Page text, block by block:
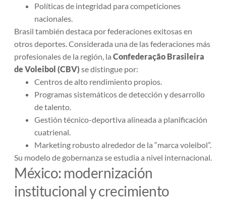
Políticas de integridad para competiciones
nacionales.
Brasil también destaca por federaciones exitosas en
otros deportes. Considerada una de las federaciones más
profesionales de la región, la Confederação Brasileira
de Voleibol (CBV) se distingue por:
Centros de alto rendimiento propios.
Programas sistemáticos de detección y desarrollo
de talento.
Gestión técnico-deportiva alineada a planificación
cuatrienal.
Marketing robusto alrededor de la “marca voleibol”.
Su modelo de gobernanza se estudia a nivel internacional.
México: modernización
institucional y crecimiento